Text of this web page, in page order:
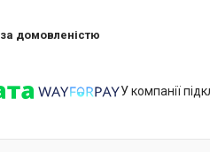
за домовленістю
У компанії